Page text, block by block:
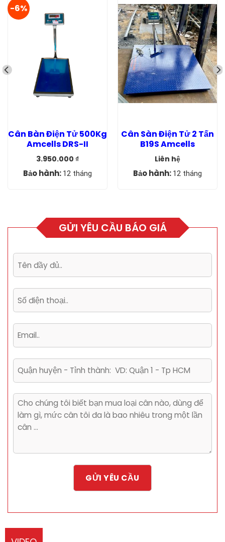
-6%
Cân Bàn Điện Tử 500Kg
Amcells DRS-II
Giá
gốc
là:
3.950.000 ₫
Giá
hiện
tại
Bảo hành: 12 tháng
Cân Sàn Điện Tử 2 Tấn
B19S Amcells
Liên hệ
Bảo hành: 12 tháng
GỬI YÊU CẦU BÁO GIÁ